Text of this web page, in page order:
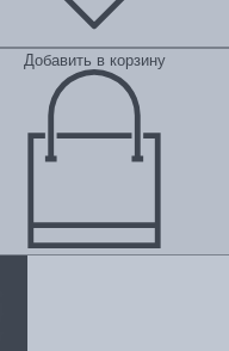
Добавить в корзину